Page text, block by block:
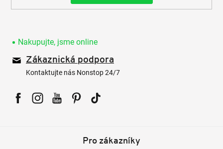
Nakupujte, jsme online
Zákaznická podpora
Kontaktujte nás Nonstop 24/7
Pro zákazníky